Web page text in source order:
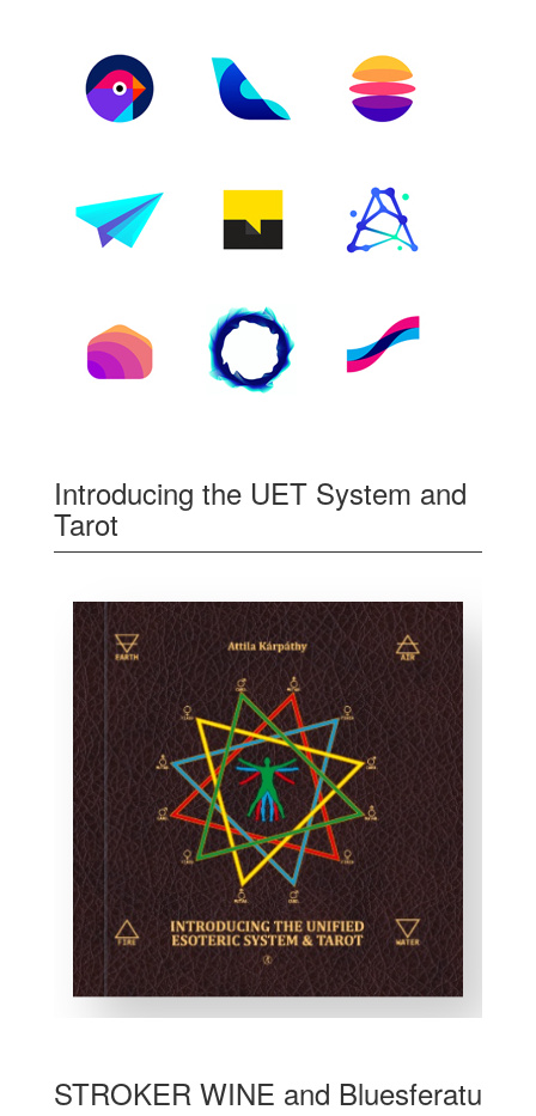
Introducing the UET System and
Tarot
STROKER WINE and Bluesferatu